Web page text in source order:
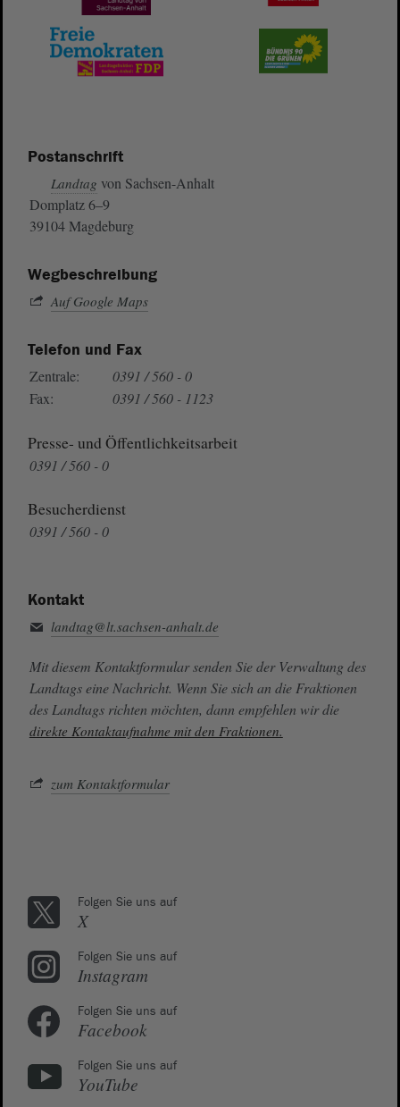
Postanschrift
Landtag von Sachsen-Anhalt
Domplatz 6–9
39104 Magdeburg
Wegbeschreibung
Auf Google Maps
Telefon und Fax
Zentrale:
0391 / 560 - 0
Fax:
0391 / 560 - 1123
Presse- und Öffentlichkeitsarbeit
0391 / 560 - 0
Besucherdienst
0391 / 560 - 0
Kontakt
landtag@lt.sachsen-anhalt.de
Mit diesem Kontaktformular senden Sie der Verwaltung des
Landtags eine Nachricht. Wenn Sie sich an die Fraktionen
des Landtags richten möchten, dann empfehlen wir die
direkte Kontaktaufnahme mit den Fraktionen.
zum Kontaktformular
Folgen Sie uns auf
X
Folgen Sie uns auf
Instagram
Folgen Sie uns auf
Facebook
Folgen Sie uns auf
YouTube